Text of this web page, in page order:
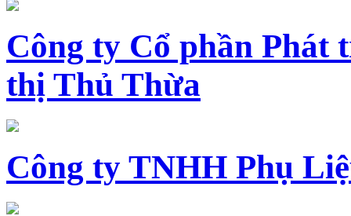
Công ty Cổ phần Phát
thị Thủ Thừa
Công ty TNHH Phụ